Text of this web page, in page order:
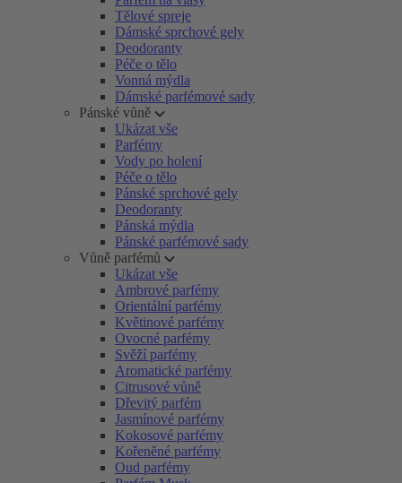
Tělové spreje
Dámské sprchové gely
Deodoranty
Péče o tělo
Vonná mýdla
Dámské parfémové sady
Pánské vůně
Ukázat vše
Parfémy
Vody po holení
Péče o tělo
Pánské sprchové gely
Deodoranty
Pánská mýdla
Pánské parfémové sady
Vůně parfémů
Ukázat vše
Ambrové parfémy
Orientální parfémy
Květinové parfémy
Ovocné parfémy
Svěží parfémy
Aromatické parfémy
Citrusové vůně
Dřevitý parfém
Jasmínové parfémy
Kokosové parfémy
Kořeněné parfémy
Oud parfémy